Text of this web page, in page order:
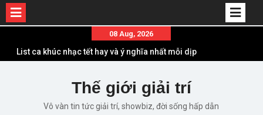
content
08 Aug, 2026
List ca khúc nhạc tết hay và ý nghĩa nhất mỗi dịp
Em ơi lên phố – Minh Vương: Màn comeback
“ngoạn mục” với triệu view
Những ca khúc nhạc xuân “sặc mùi” quảng cáo
Thế giới giải trí
Vô vàn tin tức giải trí, showbiz, đời sống hấp dẫn